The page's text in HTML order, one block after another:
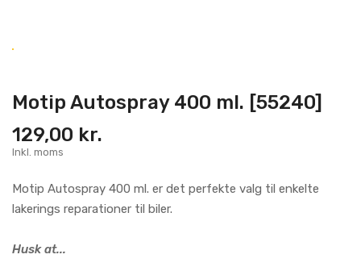
Motip Autospray 400 ml. [55240]
129,00 kr.
Inkl. moms
Motip Autospray 400 ml. er det perfekte valg til enkelte
lakerings reparationer til biler.
Husk at...